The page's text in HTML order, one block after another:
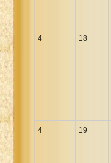
4 18
4 19